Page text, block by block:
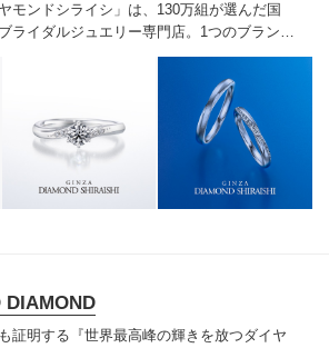
モンドシライシ」は、130万組が選んだ国
ライダルジュエリー専門店。1つのブランド
大級の700種類以上の豊富なデザインを取り
の「似合う」と「好き」を同時に叶えた満
きる指輪をご提案しています。多くのお客
ただけている、一生身に着けるための指輪
や購入後のアフターサービスをぜひ一度店
ください。
DIAMOND
証明する『世界最高峰の輝きを放つダイヤ